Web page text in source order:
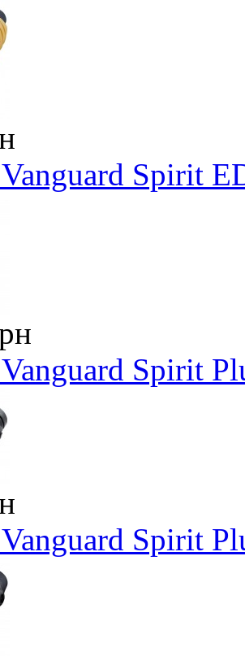
Vanguard Spirit
Spirit
Spirit